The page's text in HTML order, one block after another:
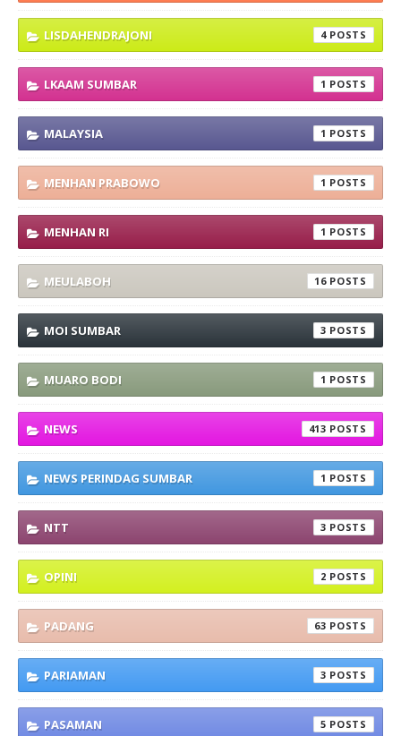
LISDAHENDRAJONI 4
LKAAM SUMBAR 1
MALAYSIA 1
MENHAN PRABOWO 1
MENHAN RI 1
MEULABOH 16
MOI SUMBAR 3
MUARO BODI 1
NEWS 413
NEWS PERINDAG SUMBAR 1
NTT 3
OPINI 2
PADANG 63
PARIAMAN 3
PASAMAN 5